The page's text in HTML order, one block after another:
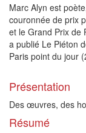
Marc Alyn est
couronnée de prix
et le Grand Prix de
a publié Le Piéton
Paris point du jour
Présentation
Des œuvres, des
Résumé